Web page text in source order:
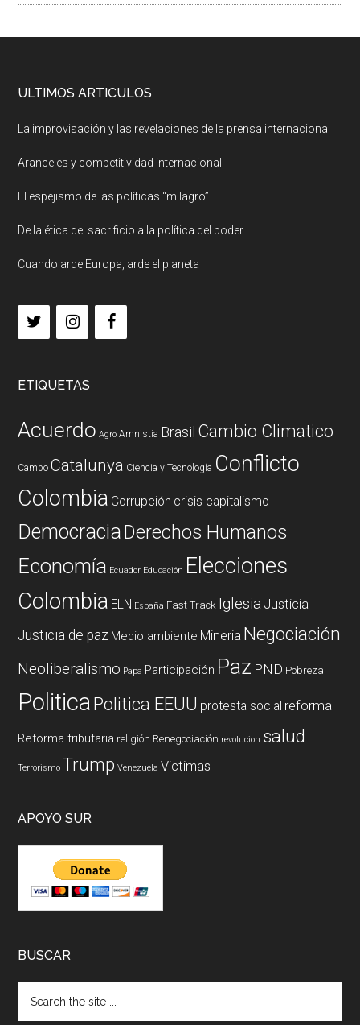
ULTIMOS ARTICULOS
La improvisación y las revelaciones de la prensa internacional
Aranceles y competitividad internacional
El espejismo de las políticas “milagro”
De la ética del sacrificio a la política del poder
Cuando arde Europa, arde el planeta
ETIQUETAS
Acuerdo Agro Amnistia Brasil Cambio Climatico
Campo Catalunya Ciencia y Tecnología Conflicto
Colombia Corrupción crisis capitalismo
DemocraciaDerechos Humanos
Economía Ecuador Educación Elecciones
Colombia ELN España Fast Track Iglesia Justicia
Justicia de paz Medio ambiente Mineria Negociación
Neoliberalismo Papa Participación Paz PND Pobreza
PoliticaPolitica EEUU protesta social reforma
Reforma tributaria religión Renegociación revolucion salud
Terrorismo Trump Venezuela Victimas
APOYO SUR
BUSCAR